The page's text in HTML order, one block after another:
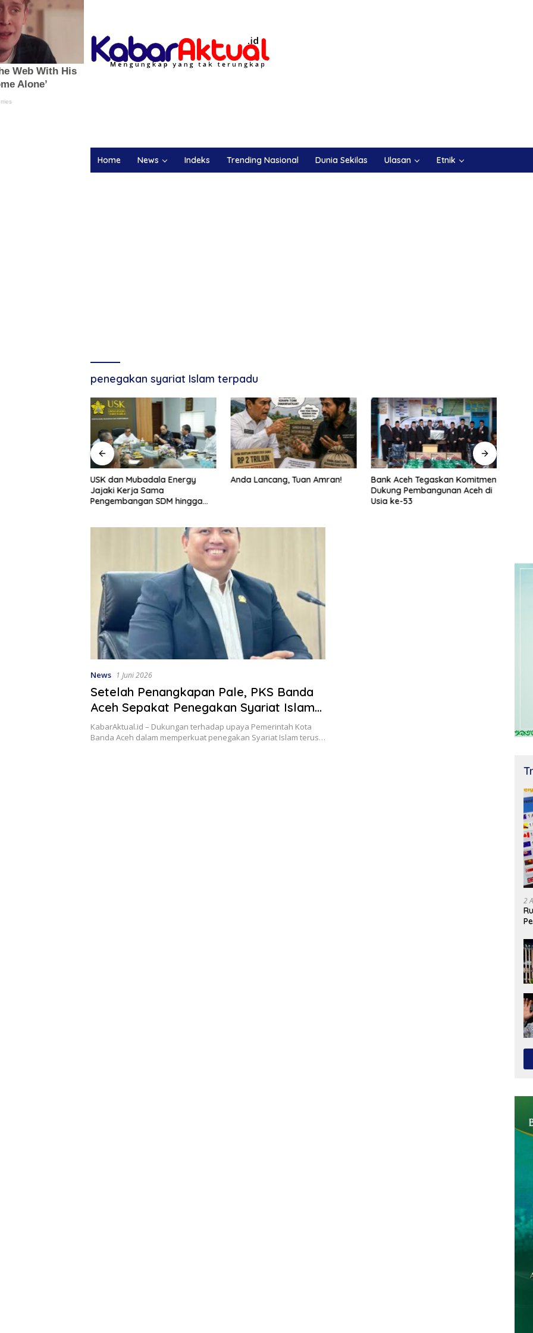
Home News Indeks Trending Nasional Dunia Sekilas Ulasan Etnik
penegakan syariat Islam terpadu
USK dan Mubadala Energy
Jajaki Kerja Sama
Pengembangan SDM hingga
Anda Lancang, Tuan Amran!
Bank Aceh Tegaskan Komitmen
Dukung Pembangunan Aceh di
Usia ke-53
News 1 Juni 2026
Setelah Penangkapan Pale, PKS Banda
Aceh Sepakat Penegakan Syariat Islam
Secara Terintegrasi
KabarAktual.id – Dukungan terhadap upaya Pemerintah Kota
Banda Aceh dalam memperkuat penegakan Syariat Islam terus…
2